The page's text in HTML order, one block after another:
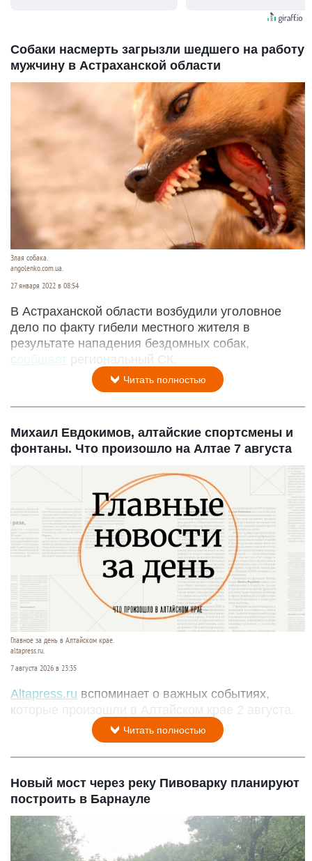
Собаки насмерть загрызли шедшего на работу
мужчину в Астраханской области
Злая собака.
angolenko.com.ua.
27 января 2022 в 08:54
В Астраханской области возбудили уголовное
дело по факту гибели местного жителя в
результате нападения бездомных собак,
сообщает
региональный СК.
Читать полностью
Михаил Евдокимов, алтайские спортсмены и
фонтаны. Что произошло на Алтае 7 августа
Главное за день в Алтайском крае.
altapress.ru.
7 августа 2026 в 23:35
Altapress.ru вспоминает о важных событиях,
которые произошли в Алтайском крае 2 августа.
Читать полностью
Новый мост через реку Пивоварку планируют
построить в Барнауле